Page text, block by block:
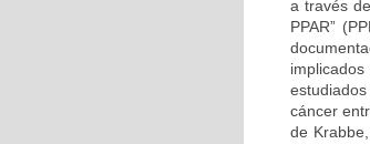
a través
PPAR”
cáncer
de